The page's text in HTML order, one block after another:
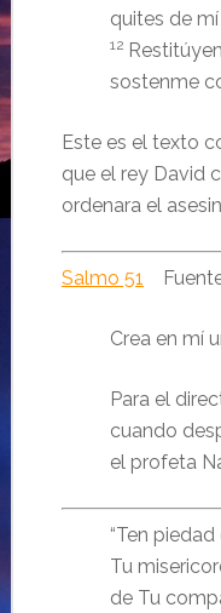
quites de
12
sostenme
Este es el texto
que el rey David
ordenara el
Salmo 51
Crea en mí
Para el
cuando
el profeta
“Ten
Tu
de Tu